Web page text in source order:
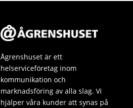
Ågrenshuset är ett
helserviceföretag inom
kommunikation och
marknadsföring av alla slag. Vi
hjälper våra kunder att synas på